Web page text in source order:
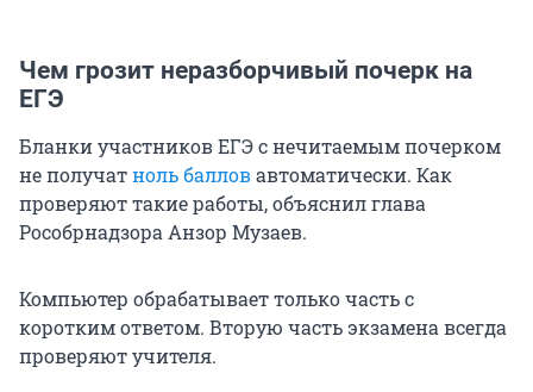
Чем грозит неразборчивый почерк на
ЕГЭ
Бланки участников ЕГЭ с нечитаемым почерком
не получатноль балловавтоматически. Как
проверяют такие работы, объяснил глава
Рособрнадзора Анзор Музаев.
Компьютер обрабатывает только часть с
коротким ответом. Вторую часть экзамена всегда
проверяют учителя.